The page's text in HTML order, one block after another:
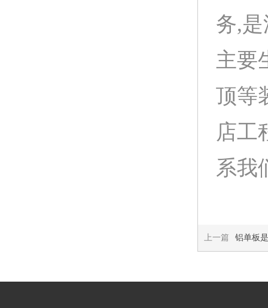
务,
主要
顶等
店工
系我
上一篇 铝单板